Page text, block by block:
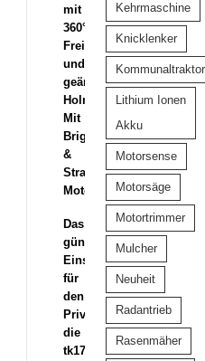
mit
360°
Freilauf
und
geänderte
Holmführung.
Mit
Briggs
&
Stratton
Motor
Das
günstige
Einstiegsmodell
für
den
Privatanwender,
die
tk17,
Kehrmaschine
Knicklenker
Kommunaltraktor
Lithium Ionen
Akku
Motorsense
Motorsäge
Motortrimmer
Mulcher
Neuheit
Radantrieb
Rasenmäher